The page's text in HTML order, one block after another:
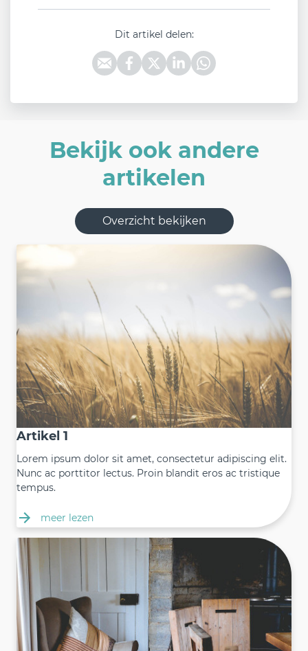
Dit artikel delen:
Bekijk ook andere
artikelen
Overzicht bekijken
Artikel 1
Lorem ipsum dolor sit amet, consectetur adipiscing elit.
Nunc ac porttitor lectus. Proin blandit eros ac tristique
tempus.
meer lezen